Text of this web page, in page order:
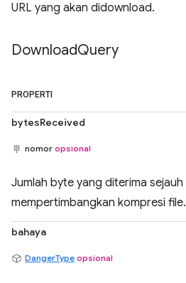
URL yang akan didownload.
DownloadQuery
PROPERTI
bytesReceived
nomor opsional
Jumlah byte yang diterima
mempertimbangkan kompresi file.
bahaya
DangerType opsional